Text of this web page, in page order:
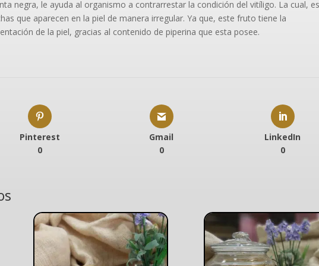
negra, le ayuda al organismo a contrarrestar la condición del vitíligo. La cual, es
que aparecen en la piel de manera irregular. Ya que, este fruto tiene la
de la piel, gracias al contenido de piperina que esta posee.
Pinterest
0
Gmail
0
LinkedIn
0